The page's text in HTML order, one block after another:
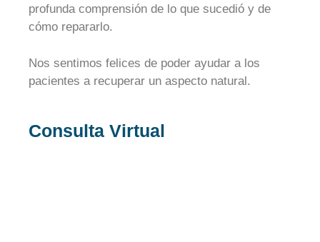
profunda comprensión de lo que sucedió y de
cómo repararlo.
Nos sentimos felices de poder ayudar a los
pacientes a recuperar un aspecto natural.
Consulta Virtual